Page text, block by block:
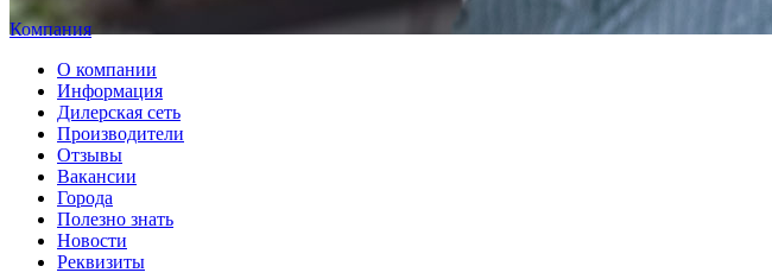
Компания
О компании
Информация
Дилерская сеть
Производители
Отзывы
Вакансии
Города
Полезно знать
Новости
Реквизиты